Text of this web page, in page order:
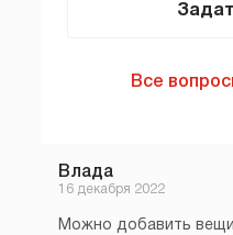
Влада
16 декабря 2022
Можно добавить вещи
Все